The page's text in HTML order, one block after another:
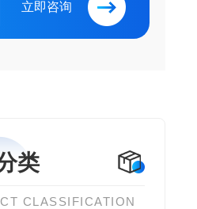
立即咨询
类
CLASSIFICATION